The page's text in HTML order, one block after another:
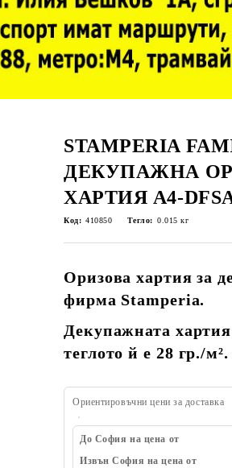
STAMPERIA
ДЕКУПАЖНА
ХАРТИЯ А4-
Код: 410850 Тегло: 0.015 кг
Оризова хартия за
фирма Stamperia.
Декупажната
теглото й е 28 гр./м².
Ориентировъчни цени за доставка
До София на цена от
Извън София на цена от